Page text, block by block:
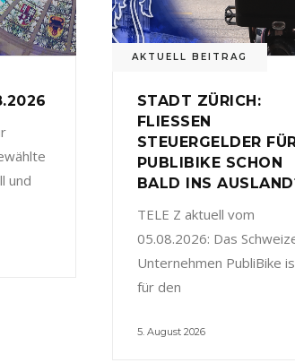
und
AKTUELL BEITRAG
STADT ZÜRICH:
FLIESSEN
STEUERGELDER
PUBLIBIKE SCHON
BALD INS
TELE Z aktuell vom
05.08.2026: Das
Unternehmen PubliBike
für den
5. August 2026